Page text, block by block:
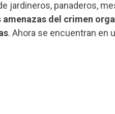
jardineros, panaderos,
amenazas del crimen
. Ahora se encuentran en